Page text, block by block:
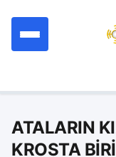
ATALARIN
KROSTA